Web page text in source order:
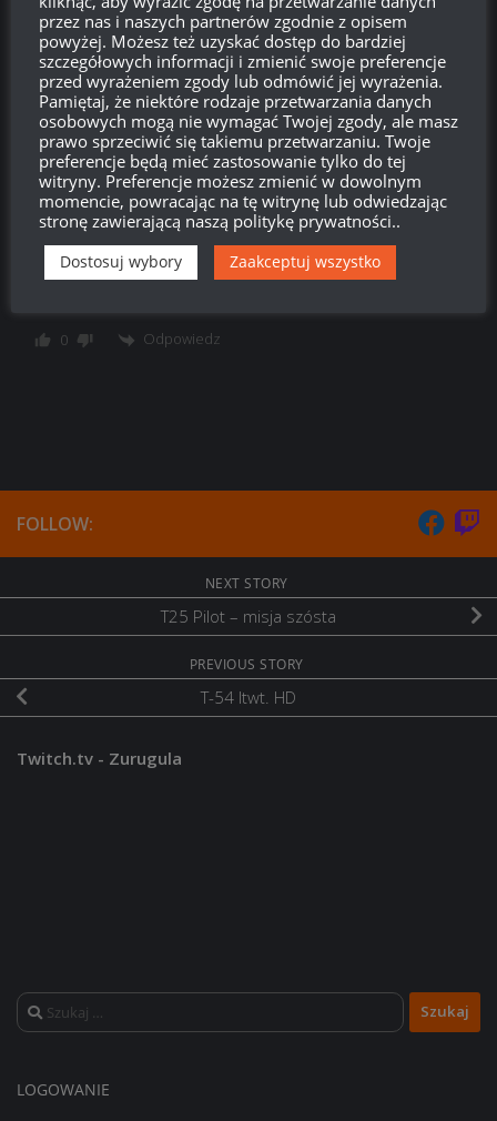
LegosCraft 07:09, 17 marca 2017 07:09
Kurde szkoda bo cały czas czekam na przecenę modułów bo
muszę kupić 5 wentylacji trzeciej klasy :/
0 Odpowiedz
SPioN
Reply toLegosCraft 08:31, 17 marca 2017 08:31
0 Odpowiedz
FOLLOW:
NEXT STORY
T25 Pilot – misja szósta
PREVIOUS STORY
T-54 ltwt. HD
Twitch.tv - Zurugula
Szukaj:
LOGOWANIE
przez nas i naszych partnerów zgodnie z opisem
powyżej. Możesz też uzyskać dostęp do bardziej
szczegółowych informacji i zmienić swoje preferencje
przed wyrażeniem zgody lub odmówić jej wyrażenia.
Pamiętaj, że niektóre rodzaje przetwarzania danych
osobowych mogą nie wymagać Twojej zgody, ale masz
prawo sprzeciwić się takiemu przetwarzaniu. Twoje
preferencje będą mieć zastosowanie tylko do tej
witryny. Preferencje możesz zmienić w dowolnym
momencie, powracając na tę witrynę lub odwiedzając
stronę zawierającą naszą politykę prywatności..
Dostosuj wybory Zaakceptuj wszystko